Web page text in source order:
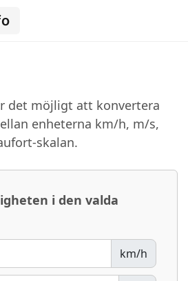
det möjligt att konvertera
enheterna km/h, m/s,
skalan.
i den valda
km/h